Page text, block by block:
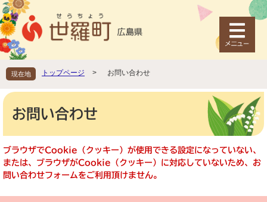
ペ
ー
ジ
の
頭
で
す
メ
ニ
ュ
ー
飛
ば
し
現在地 トップページ > お問い合わせ
本
お問い合わせ
ブラウザでCookie（クッキー）が使用できる設定になっていない、
または、ブラウザがCookie（クッキー）に対応していないため、お
問い合わせフォームをご利用頂けません。